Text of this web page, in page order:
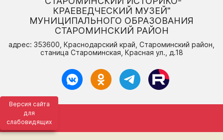
Версия сайта
для
слабовидящих
КРАЕВЕДЧЕСКИЙ МУЗЕЙ"
МУНИЦИПАЛЬНОГО ОБРАЗОВАНИЯ
СТАРОМИНСКИЙ РАЙОН
адрес: 353600, Краснодарский край, Староминский район,
станица Староминская, Красная ул., д.18